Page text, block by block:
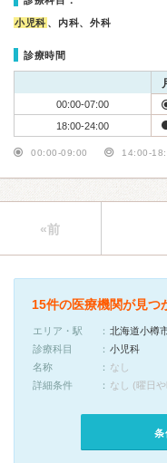
小児科 、内科、外科
診療時間
00:00-07:00
18:00-24:00
00:00-09:00 14:00-
«前
15件の医療機関が見つ
エリア・駅
北海道小樽
診療科目
小児科
名称
なし
詳細条件
なし (曜日
条